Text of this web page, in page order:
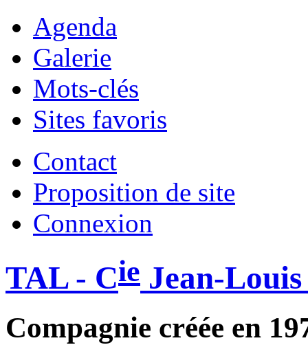
Agenda
Galerie
Mots-clés
Sites favoris
Contact
Proposition de site
Connexion
TAL - Cie Jean-
Compagnie créée en